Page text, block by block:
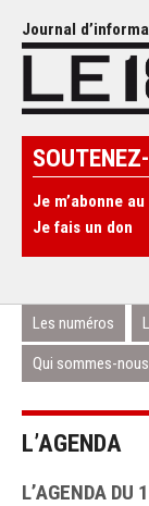
Journal
Je m’abonne au
Je fais un don
Les numéros
Qui sommes-
L’AGENDA
L’AGENDA DU